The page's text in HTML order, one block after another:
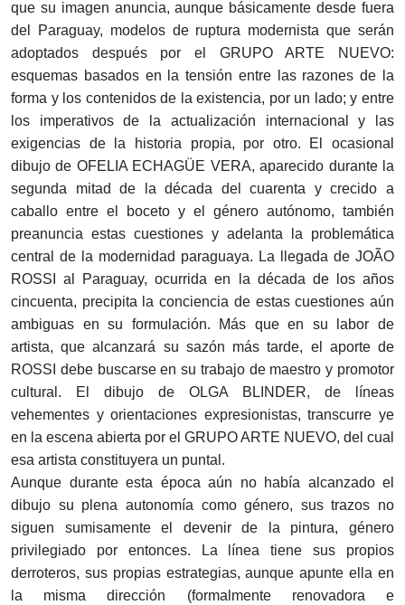
que su imagen anuncia, aunque básicamente desde fuera
del Paraguay, modelos de ruptura modernista que serán
adoptados después por el GRUPO ARTE NUEVO:
esquemas basados en la tensión entre las razones de la
forma y los contenidos de la existencia, por un lado; y entre
los imperativos de la actualización internacional y las
exigencias de la historia propia, por otro. El ocasional
dibujo de OFELIA ECHAGÜE VERA, aparecido durante la
segunda mitad de la década del cuarenta y crecido a
caballo entre el boceto y el género autónomo, también
preanuncia estas cuestiones y adelanta la problemática
central de la modernidad paraguaya. La llegada de JOÃO
ROSSI al Paraguay, ocurrida en la década de los años
cincuenta, precipita la conciencia de estas cuestiones aún
ambiguas en su formulación. Más que en su labor de
artista, que alcanzará su sazón más tarde, el aporte de
ROSSI debe buscarse en su trabajo de maestro y promotor
cultural. El dibujo de OLGA BLINDER, de líneas
vehementes y orientaciones expresionistas, transcurre ye
en la escena abierta por el GRUPO ARTE NUEVO, del cual
esa artista constituyera un puntal.
Aunque durante esta época aún no había alcanzado el
dibujo su plena autonomía como género, sus trazos no
siguen sumisamente el devenir de la pintura, género
privilegiado por entonces. La línea tiene sus propios
derroteros, sus propias estrategias, aunque apunte ella en
la misma dirección (formalmente renovadora e